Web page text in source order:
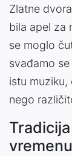
Zlatne
bila apel za
se moglo
svađamo
istu
nego
vremenu